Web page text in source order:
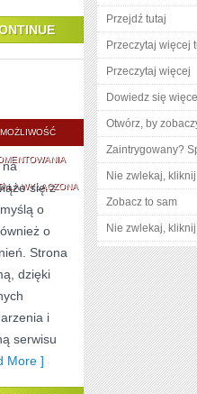
MOŻLIWOŚĆ
POCIĄGI
W
POLSCE
WYŁĄCZONA
na
się z
o
o
Strona
dzięki
i
serwisu
More ]
Przejdź tutaj
Przeczytaj więcej
Przeczytaj więcej
Dowiedz się
Otwórz, by
Zaintrygowany?
Nie zwlekaj, kliknij
Zobacz to sam
Nie zwlekaj, kliknij